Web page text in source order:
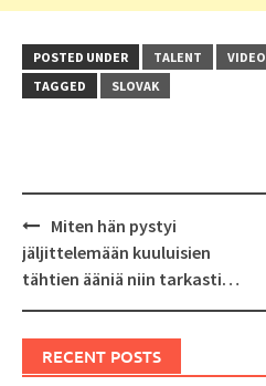
POSTED UNDER TALENT
VIDEO
TAGGED
SLOVAK
Post
navigation
Miten hän pystyi
jäljittelemään kuuluisien
tähtien ääniä niin tarkasti…
RECENT POSTS